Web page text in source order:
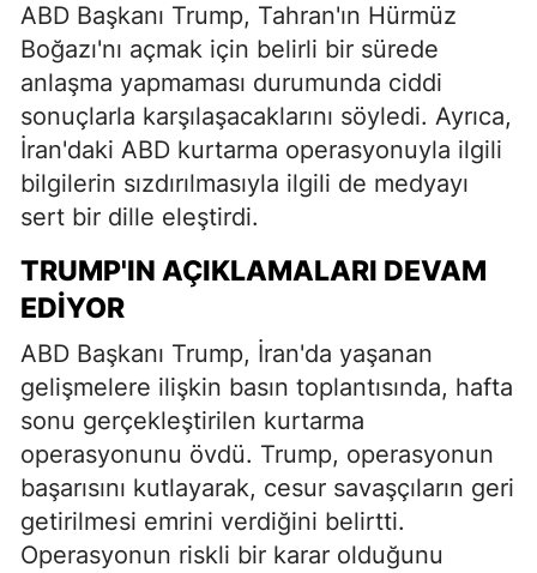
ABD Başkanı Trump, Tahran'ın Hürmüz
Boğazı'nı açmak için belirli bir sürede
anlaşma yapmaması durumunda ciddi
sonuçlarla karşılaşacaklarını söyledi. Ayrıca,
İran'daki ABD kurtarma operasyonuyla ilgili
bilgilerin sızdırılmasıyla ilgili de medyayı
sert bir dille eleştirdi.
TRUMP'IN AÇIKLAMALARI DEVAM
EDIYOR
ABD Başkanı Trump, İran'da yaşanan
gelişmelere ilişkin basın toplantısında, hafta
sonu gerçekleştirilen kurtarma
operasyonunu övdü. Trump, operasyonun
başarısını kutlayarak, cesur savaşçıların geri
getirilmesi emrini verdiğini belirtti.
Operasyonun riskli bir karar olduğunu